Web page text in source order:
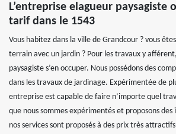
L’entreprise elagueur paysagiste
tarif dans le 1543
Vous habitez dans la ville de Grandcour ? vous
terrain avec un jardin ? Pour les travaux y
paysagiste s’en occuper. Nous possédons des
dans les travaux de jardinage. Expérimentée de
entreprise est capable de faire n’importe quel
que nous sommes expérimentés et proposons
nos services sont proposés à des prix très